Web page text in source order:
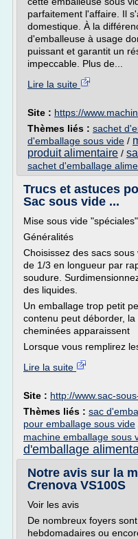
parfaitement l'affaire. Il
domestique. À la
d'emballeuse à usage
puissant et garantit un
impeccable. Plus de...
Lire la suite
Site : https://
Thèmes liés : sachet
d'emballage sous vide /
produit alimentaire /
sachet d'emballage
Trucs et astuces
Sac sous vide ...
Mise sous vide "spéciales"
Généralités
Choisissez des sacs
de 1/3 en longueur par
soudure.
des liquides.
Un emballage trop petit
contenu peut déborder,
cheminées apparaissent
Lorsque vous remplirez
Lire la suite
Site : http://www.sac-
Thèmes liés : sac
pour emballage sous vide
machine emballage sous
d'emballage
Notre avis sur la
Crenova VS100S
Voir les avis
De nombreux foyers
hebdomadaires ou